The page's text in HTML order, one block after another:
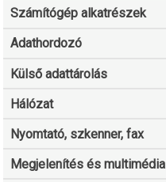
Számítógép alkatrészek
Adathordozó
Külső adattárolás
Hálózat
Nyomtató, szkenner, fax
Megjelenítés és multimédia